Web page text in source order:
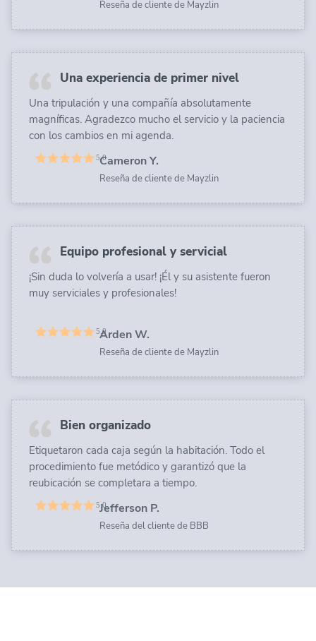
Reseña de cliente de Mayzlin
Una experiencia de primer nivel
Una tripulación y una compañía absolutamente
magníficas. Agradezco mucho el servicio y la paciencia
con los cambios en mi agenda.
Cameron Y.
Reseña de cliente de Mayzlin
Equipo profesional y servicial
¡Sin duda lo volvería a usar! ¡Él y su asistente fueron
muy serviciales y profesionales!
Arden W.
Reseña de cliente de Mayzlin
Bien organizado
Etiquetaron cada caja según la habitación. Todo el
procedimiento fue metódico y garantizó que la
reubicación se completara a tiempo.
Jefferson P.
Reseña del cliente de BBB